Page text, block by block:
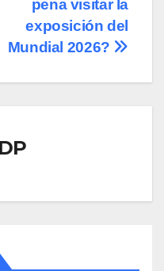
pena visitar la
exposición del
Mundial 2026?